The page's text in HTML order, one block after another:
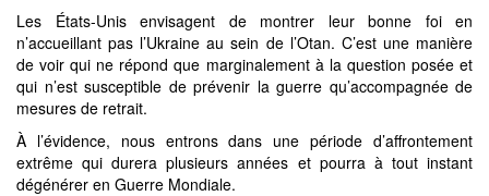
Les États-Unis envisagent de montrer leur bonne foi en
n’accueillant pas l’Ukraine au sein de l’Otan. C’est une manière
de voir qui ne répond que marginalement à la question posée et
qui n’est susceptible de prévenir la guerre qu’accompagnée de
mesures de retrait.
À l’évidence, nous entrons dans une période d’affrontement
extrême qui durera plusieurs années et pourra à tout instant
dégénérer en Guerre Mondiale.